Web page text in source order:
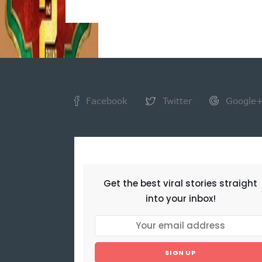
Facebook Twitter Google+
Get the best viral stories straight
into your inbox!
SIGN UP